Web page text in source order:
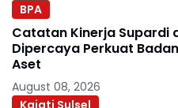
BPA
Catatan Kinerja Supardi
Dipercaya Perkuat
Aset
August 08, 2026
Kajati Sulsel